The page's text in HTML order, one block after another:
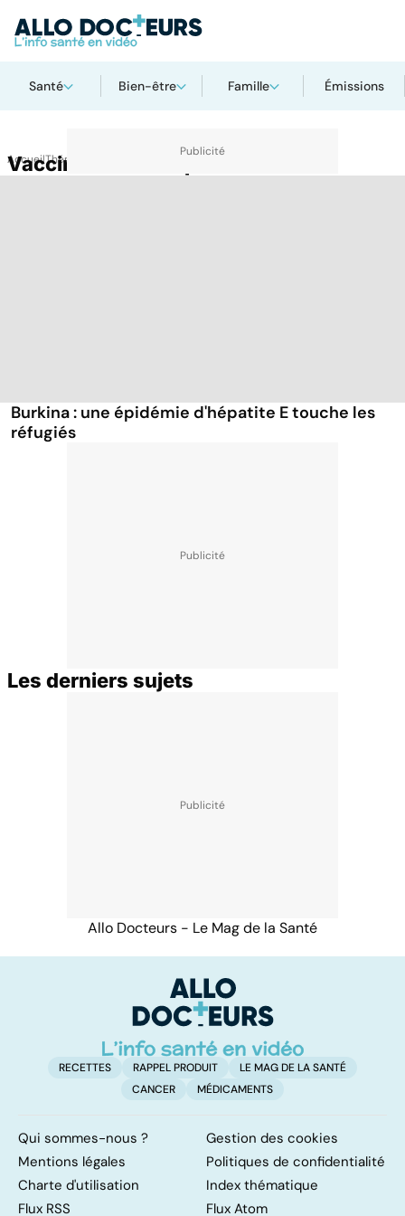
Santé Bien-être Famille Émissions
AccueilThématiques
Vaccin contre l'hépatite E
Burkina : une épidémie d'hépatite E touche les
réfugiés
Les derniers sujets
Allo Docteurs - Le Mag de la Santé
RECETTES RAPPEL PRODUIT
LE MAG DE LA SANTÉ
CANCER
MÉDICAMENTS
Qui sommes-nous ?
Gestion des cookies
Mentions légales
Politiques de confidentialité
Charte d'utilisation
Index thématique
Flux RSS
Flux Atom